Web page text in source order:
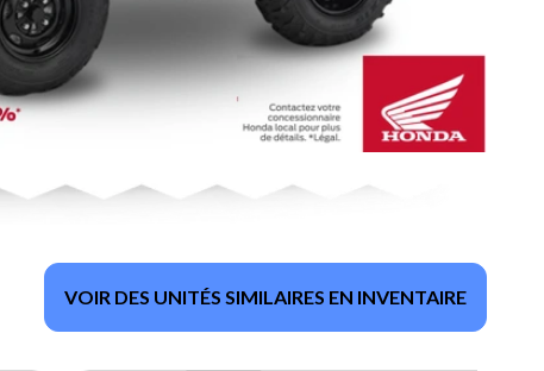
VOIR DES UNITÉS SIMILAIRES EN INVENTAIRE